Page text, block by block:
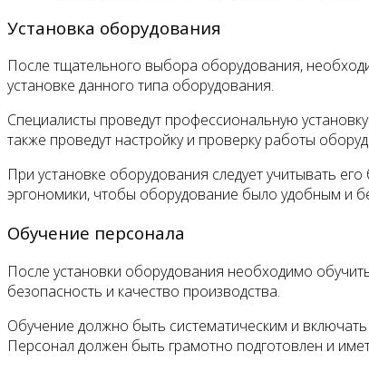
Установка оборудования
После тщательного выбора оборудования,
установке данного типа оборудования.
Специалисты проведут профессиональную
также проведут настройку и проверку работы
При установке оборудования следует учитывать
эргономики, чтобы оборудование было удобным и
Обучение персонала
После установки оборудования необходимо
безопасность и качество производства.
Обучение должно быть систематическим и
Персонал должен быть грамотно подготовлен и